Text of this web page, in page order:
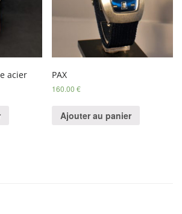
acier PAX
160.00€
Ajouter au panier